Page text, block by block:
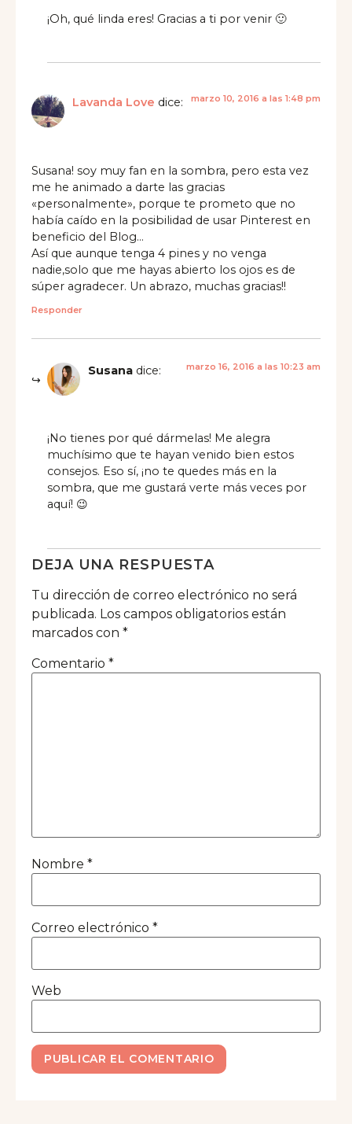
¡Oh, qué linda eres! Gracias a ti por venir 🙂
Lavanda Love dice: marzo 10, 2016 a las 1:48 pm
Susana! soy muy fan en la sombra, pero esta vez
me he animado a darte las gracias
«personalmente», porque te prometo que no
había caído en la posibilidad de usar Pinterest en
beneficio del Blog…
Así que aunque tenga 4 pines y no venga
nadie,solo que me hayas abierto los ojos es de
súper agradecer. Un abrazo, muchas gracias!!
Responder
Susana dice: marzo 16, 2016 a las 10:23 am
¡No tienes por qué dármelas! Me alegra
muchísimo que te hayan venido bien estos
consejos. Eso sí, ¡no te quedes más en la
sombra, que me gustará verte más veces por
aquí! 😉
DEJA UNA RESPUESTA
Tu dirección de correo electrónico no será
publicada. Los campos obligatorios están
marcados con *
Comentario *
Nombre *
Correo electrónico *
Web